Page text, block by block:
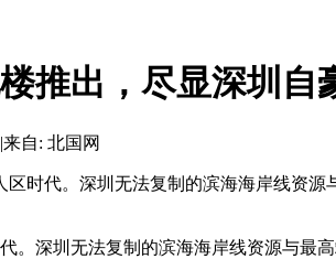
推出，尽显深圳自
|来自: 北国网
代。深圳无法复制的滨海海岸线资源
深圳无法复制的滨海海岸线资源与最